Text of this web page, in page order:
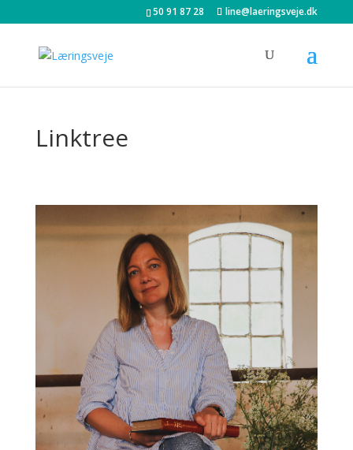
50 91 87 28 line@laeringsveje.dk
Linktree